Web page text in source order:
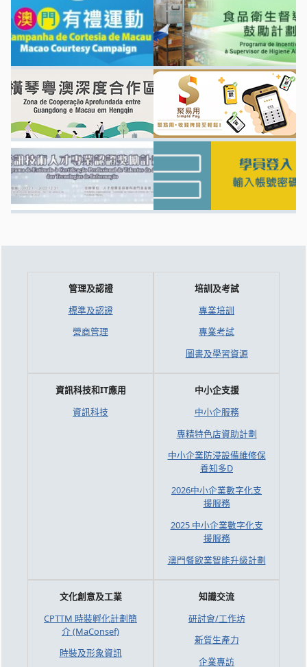
管理及認證
標準及認證
營商管理
培訓及考試
專業培訓
專業考試
圖書及學習資源
資訊科技和IT應用
資訊科技
中小企支援
中小企服務
專精特色店資助計劃
中小企業防浸設備維修保
養知多D
2026中小企業數字化支
援服務
2025 中小企業數字化支
援服務
澳門餐飲業智能升級計劃
文化創意及工業
CPTTM 時裝孵化計劃簡
介 (MaConsef)
時裝及形象資訊
知識交流
研討會/工作坊
新質生產力
企業專訪